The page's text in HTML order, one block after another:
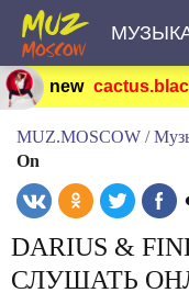
new
MUZ.MOSCOW /
On
DARIUS &
СЛУШАТЬ